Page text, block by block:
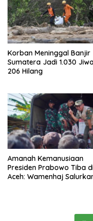
Korban Meninggal Banjir
Sumatera Jadi 1.030
206 Hilang
Amanah Kemanusiaan
Presiden Prabowo Tiba
Aceh: Wamenhaj